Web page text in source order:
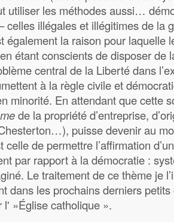
utiliser les méthodes aussi…
celles illégales et illégitimes de la
également la raison pour laquelle
étant conscients de disposer de
central de la Liberté dans
à la règle civile et
minorité. En attendant que cette
de la propriété d’entreprise,
puisse devenir au
celle de permettre l’affirmation
par rapport à la démocratie :
Le traitement de ce thème je
dans les prochains derniers
l' »Église catholique ».